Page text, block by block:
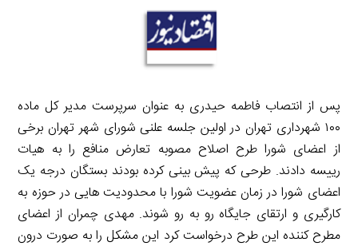
پس از انتصاب فاطمه حیدری به عنوان سرپرست مدیر کل ماده
۱۰۰ شهرداری تهران در اولین جلسه علنی شورای شهر تهران برخی
از اعضای شورا طرح اصلاح مصوبه تعارض منافع را به هیات
رییسه دادند. طرحی که پیش بینی کرده بودند بستگان درجه یک
اعضای شورا در زمان عضویت شورا با محدودیت هایی در حوزه به
کارگیری و ارتقای جایگاه رو به رو شوند. مهدی چمران از اعضای
مطرح کننده این طرح درخواست کرد این مشکل را به صورت درون